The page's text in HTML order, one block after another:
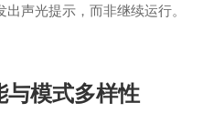
声光提示，而非继续运行。
模式多样性